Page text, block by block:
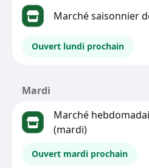
Marché saisonnier
Ouvert lundi prochain
Mardi
Marché
(mardi)
Ouvert mardi prochain